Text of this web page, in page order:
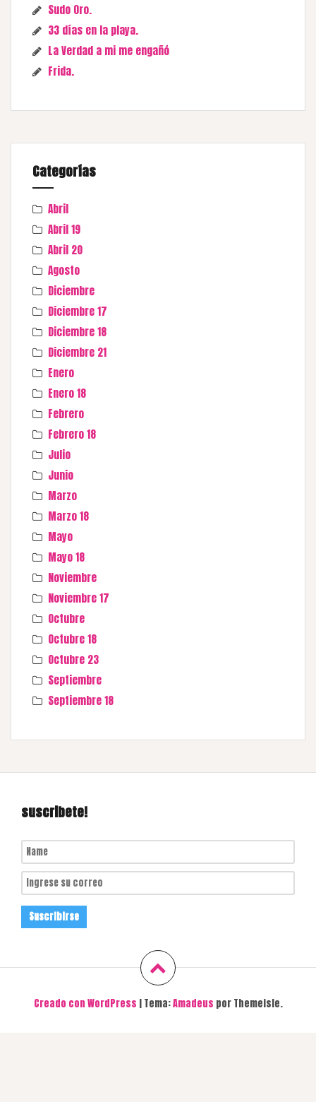
Sudo Oro.
33 días en la playa.
La Verdad a mi me engañó
Frida.
Categorías
Abril
Abril 19
Abril 20
Agosto
Diciembre
Diciembre 17
Diciembre 18
Diciembre 21
Enero
Enero 18
Febrero
Febrero 18
Julio
Junio
Marzo
Marzo 18
Mayo
Mayo 18
Noviembre
Noviembre 17
Octubre
Octubre 18
Octubre 23
Septiembre
Septiembre 18
suscribete!
Creado con WordPress |Tema:Amadeus por Themeisle.